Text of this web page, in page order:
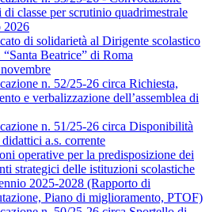
classe per scrutinio quadrimestrale
2026
di solidarietà al Dirigente scolastico
“Santa Beatrice” di Roma
n. 52/25-26 circa Richiesta,
e verbalizzazione dell’assemblea di
n. 51/25-26 circa Disponibilità
a.s. corrente
operative per la predisposizione dei
strategici delle istituzioni scolastiche
2025-2028 (Rapporto di
Piano di miglioramento, PTOF)